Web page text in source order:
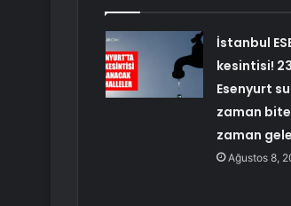
İstanbul
kesintisi!
Esenyurt
zaman
zaman
Ağustos 8,